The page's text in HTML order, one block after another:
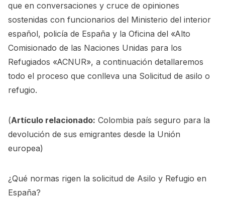
que en conversaciones y cruce de opiniones
sostenidas con funcionarios del Ministerio del interior
español, policía de España y la Oficina del «Alto
Comisionado de las Naciones Unidas para los
Refugiados «ACNUR», a continuación detallaremos
todo el proceso que conlleva una Solicitud de asilo o
refugio.
(Artículo relacionado: Colombia país seguro para la
devolución de sus emigrantes desde la Unión
europea)
¿Qué normas rigen la solicitud de Asilo y Refugio en
España?